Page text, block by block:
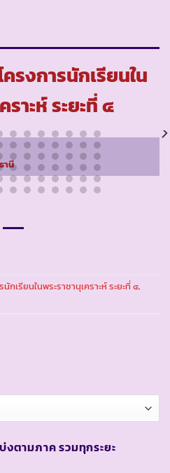
รงการนักเรียนใน
ราะห์ ระยะที่ ๔
านี
นักเรียนในพระราชานุเคราะห์ ระยะที่ ๔.
งตามภาค รวมทุกระยะ